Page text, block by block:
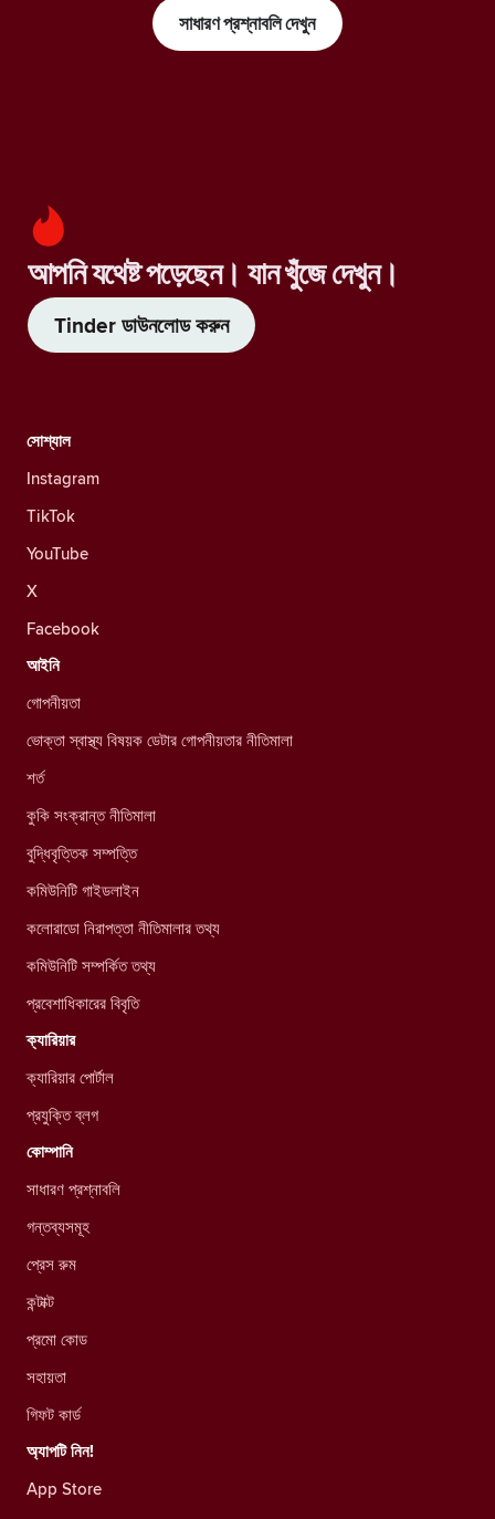
সাধারণ প্রশ্নাবলি দেখুন
আপনি যথেষ্ট পড়েছেন। যান খুঁজে দেখুন।
Tinder ডাউনলোড করুন
সোশ্যাল
Instagram
TikTok
YouTube
X
Facebook
আইনি
গোপনীয়তা
ভোক্তা স্বাস্থ্য বিষয়ক ডেটার গোপনীয়তার নীতিমালা
শর্ত
কুকি সংক্রান্ত নীতিমালা
বুদ্ধিবৃত্তিক সম্পত্তি
কমিউনিটি গাইডলাইন
কলোরাডো নিরাপত্তা নীতিমালার তথ্য
কমিউনিটি সম্পর্কিত তথ্য
প্রবেশাধিকারের বিবৃতি
ক্যারিয়ার
ক্যারিয়ার পোর্টাল
প্রযুক্তি ব্লগ
কোম্পানি
সাধারণ প্রশ্নাবলি
গন্তব্যসমূহ
প্রেস রুম
কন্টাক্ট
প্রমো কোড
সহায়তা
গিফট কার্ড
অ্যাপটি নিন!
App Store